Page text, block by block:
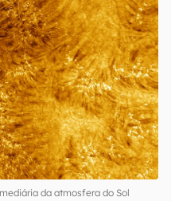
da atmosfera do Sol